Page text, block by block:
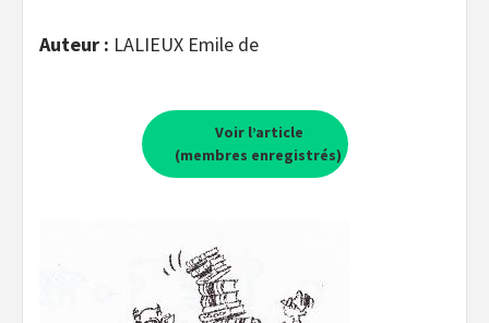
Auteur : LALIEUX Emile de
Voir l’article
(membres enregistrés)